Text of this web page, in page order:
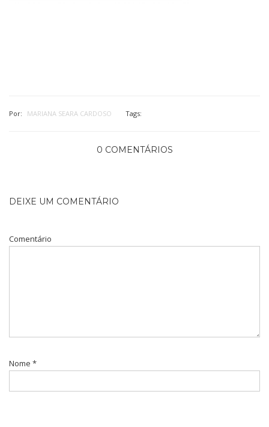
Por: MARIANA SEARA CARDOSO Tags:
0 COMENTÁRIOS
DEIXE UM COMENTÁRIO
Comentário
Nome *